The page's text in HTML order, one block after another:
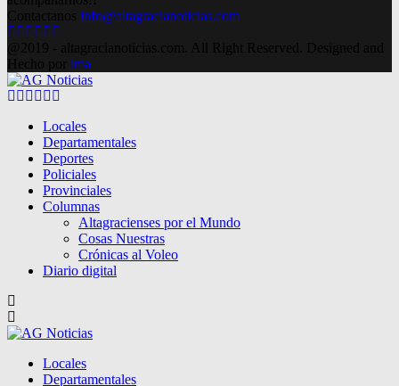
Contactanos info@altagracianoticias.com
Facebook
Twitter
Instagram
Pinterest
Google
@2019 - altagracianoticias.com. All Right Reserved. Designed and
Hecho por lma
Facebook
Twitter
Instagram
Pinterest
Google
Locales
Departamentales
Deportes
Policiales
Provinciales
Columnas
Altagracienses por el Mundo
Cosas Nuestras
Crónicas al Voleo
Diario digital
Locales
Departamentales